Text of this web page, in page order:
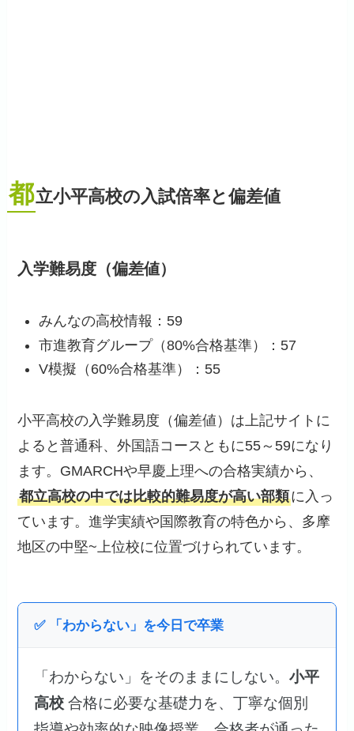
都立小平高校の入試倍率と偏差値
入学難易度（偏差値）
みんなの高校情報：59
市進教育グループ（80%合格基準）：57
V模擬（60%合格基準）：55
小平高校の入学難易度（偏差値）は上記サイトに
よると普通科、外国語コースともに55～59になり
ます。GMARCHや早慶上理への合格実績から、
都立高校の中では比較的難易度が高い部類に入っ
ています。進学実績や国際教育の特色から、多摩
地区の中堅~上位校に位置づけられています。
✅ 「わからない」を今日で卒業
「わからない」をそのままにしない。小平
高校 合格に必要な基礎力を、丁寧な個別